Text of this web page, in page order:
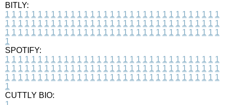
BITLY:
1 1 1 1 1 1 1 1 1 1 1 1 1 1 1 1 1 1 1 1 1 1 1 1 1 1 1 1 1 1 1 1 1
1 1 1 1 1 1 1 1 1 1 1 1 1 1 1 1 1 1 1 1 1 1 1 1 1 1 1 1 1 1 1 1 1
1 1 1 1 1 1 1 1 1 1 1 1 1 1 1 1 1 1 1 1 1 1 1 1 1 1 1 1 1 1 1 1 1
1
SPOTIFY:
1 1 1 1 1 1 1 1 1 1 1 1 1 1 1 1 1 1 1 1 1 1 1 1 1 1 1 1 1 1 1 1 1
1 1 1 1 1 1 1 1 1 1 1 1 1 1 1 1 1 1 1 1 1 1 1 1 1 1 1 1 1 1 1 1 1
1 1 1 1 1 1 1 1 1 1 1 1 1 1 1 1 1 1 1 1 1 1 1 1 1 1 1 1 1 1 1 1 1
1
CUTTLY BIO: